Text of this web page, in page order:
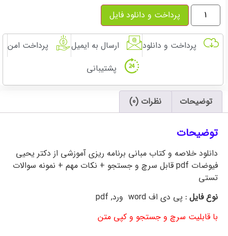
پرداخت و دانلود فایل
پرداخت و دانلود ارسال به ایمیل
پرداخت امن
پشتیبانی
توضیحات نظرات (0)
توضیحات
دانلود خلاصه و کتاب مبانی برنامه ریزی آموزشی از دکتر یحیی
فیوضات pdf قابل سرچ و جستجو + نکات مهم + نمونه سوالات
تستی
نوع فایل : پی دی اف word ورد, pdf
با قابلیت سرچ و جستجو و کپی متن